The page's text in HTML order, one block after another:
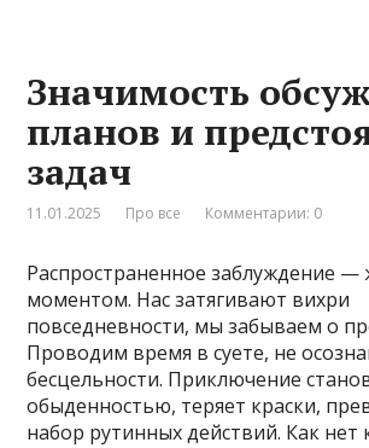
Значимость
планов и
задач
11.01.2025 Про все Комментарии: 0
Распространенное заблуждение —
моментом. Нас затягивают вихри
повседневности, мы забываем о
Проводим время в суете, не
бесцельности. Приключение
обыденностью, теряет краски,
набор рутинных действий. Как нет